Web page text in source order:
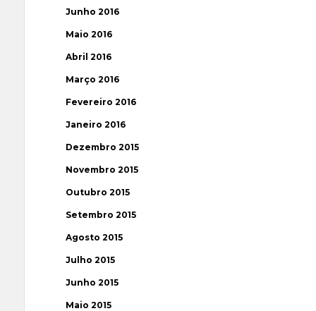
Junho 2016
Maio 2016
Abril 2016
Março 2016
Fevereiro 2016
Janeiro 2016
Dezembro 2015
Novembro 2015
Outubro 2015
Setembro 2015
Agosto 2015
Julho 2015
Junho 2015
Maio 2015